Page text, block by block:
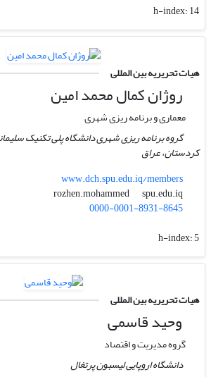
h-index:14
هیات تحریریه بین المللی
روژان کمال محمد امین
معماری و برنامه ریزی شهری
گروه برنامه ریزی شهری دانشگاه پلی تکنیک
کردستان، عراق
www.dch.spu.edu.iq/members
rozhen.mohammed
spu.edu.iq
0000-0001-8931-8645
h-index:5
هیات تحریریه بین المللی
وحید قاسمی
گروه مدیریت و اقتصاد
دانشگاه اروپایی لیسبون پرتغال